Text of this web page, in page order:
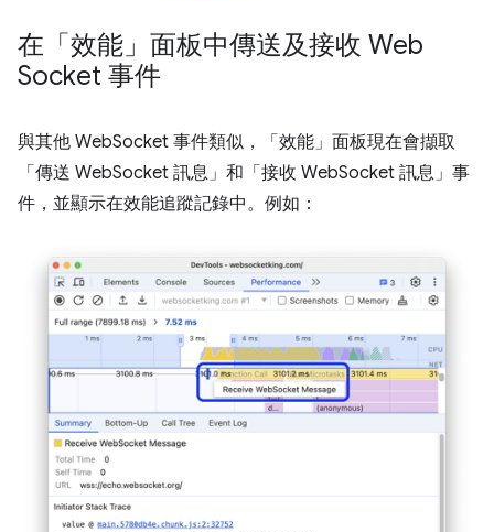
在「效能」面板中傳送及接收 Web
Socket 事件
與其他 WebSocket 事件類似，「效能」 面板現在會擷取
「傳送 WebSocket 訊息」 和「接收 WebSocket 訊息」 事
件，並顯示在效能追蹤記錄中。例如：